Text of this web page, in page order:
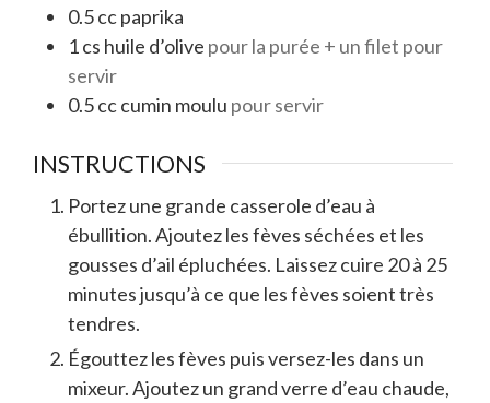
0.5ccpaprika
1cs huile d’olive pour la purée + un filet pour
servir
0.5cccumin moulu pour servir
INSTRUCTIONS
Portez une grande casserole d’eau à
ébullition. Ajoutez les fèves séchées et les
gousses d’ail épluchées. Laissez cuire 20 à 25
minutes jusqu’à ce que les fèves soient très
tendres.
Égouttez les fèves puis versez-les dans un
mixeur. Ajoutez un grand verre d’eau chaude,